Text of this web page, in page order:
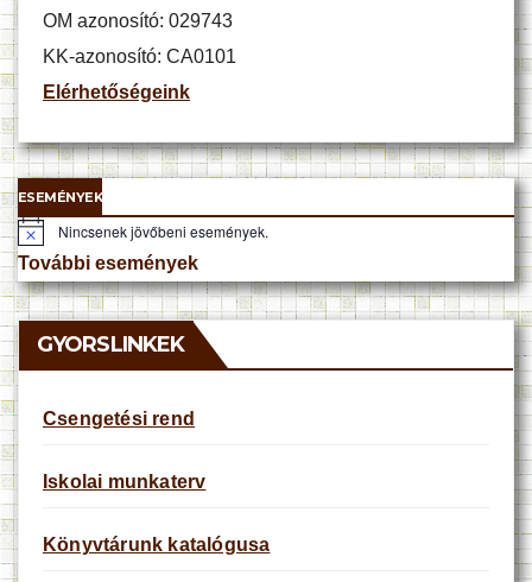
OM azonosító: 029743
KK-azonosító: CA0101
Elérhetőségeink
ESEMÉNYEK
N
o
i
c
e
Nincsenek jövőbeni események.
További események
GYORSLINKEK
Csengetési rend
Iskolai munkaterv
Könyvtárunk katalógusa